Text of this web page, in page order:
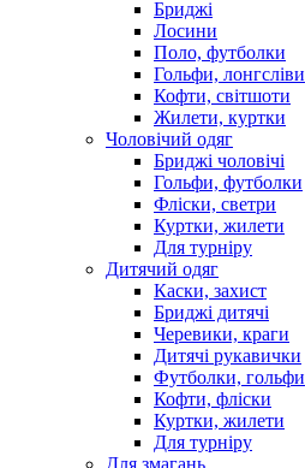
Бриджі
Лосини
Поло, футболки
Гольфи, лонгсліви
Кофти, світшоти
Жилети, куртки
Чоловічий одяг
Бриджі чоловічі
Гольфи, футболки
Фліски, светри
Куртки, жилети
Для турніру
Дитячий одяг
Каски, захист
Бриджі дитячі
Черевики, краги
Дитячі рукавички
Футболки, гольфи
Кофти, фліски
Куртки, жилети
Для турніру
Для змагань